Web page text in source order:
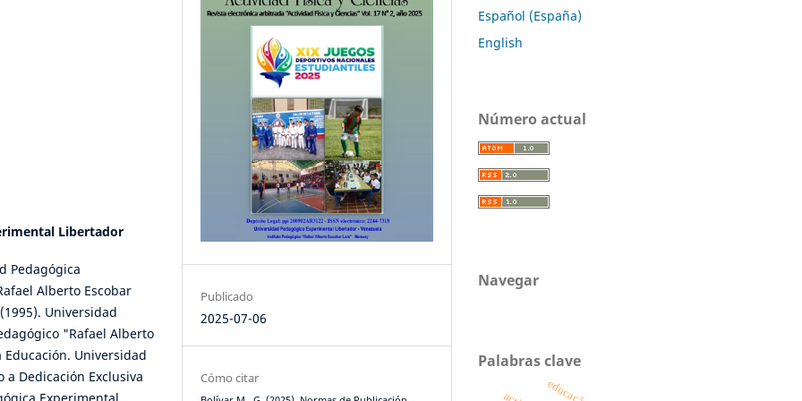
Libertador
Pedagógica
Alberto Escobar
Universidad
"Rafael Alberto
Educación. Universidad
a Dedicación Exclusiva
Publicado
2025-07-06
Cómo citar
Español (España)
English
Número actual
Navegar
Palabras clave